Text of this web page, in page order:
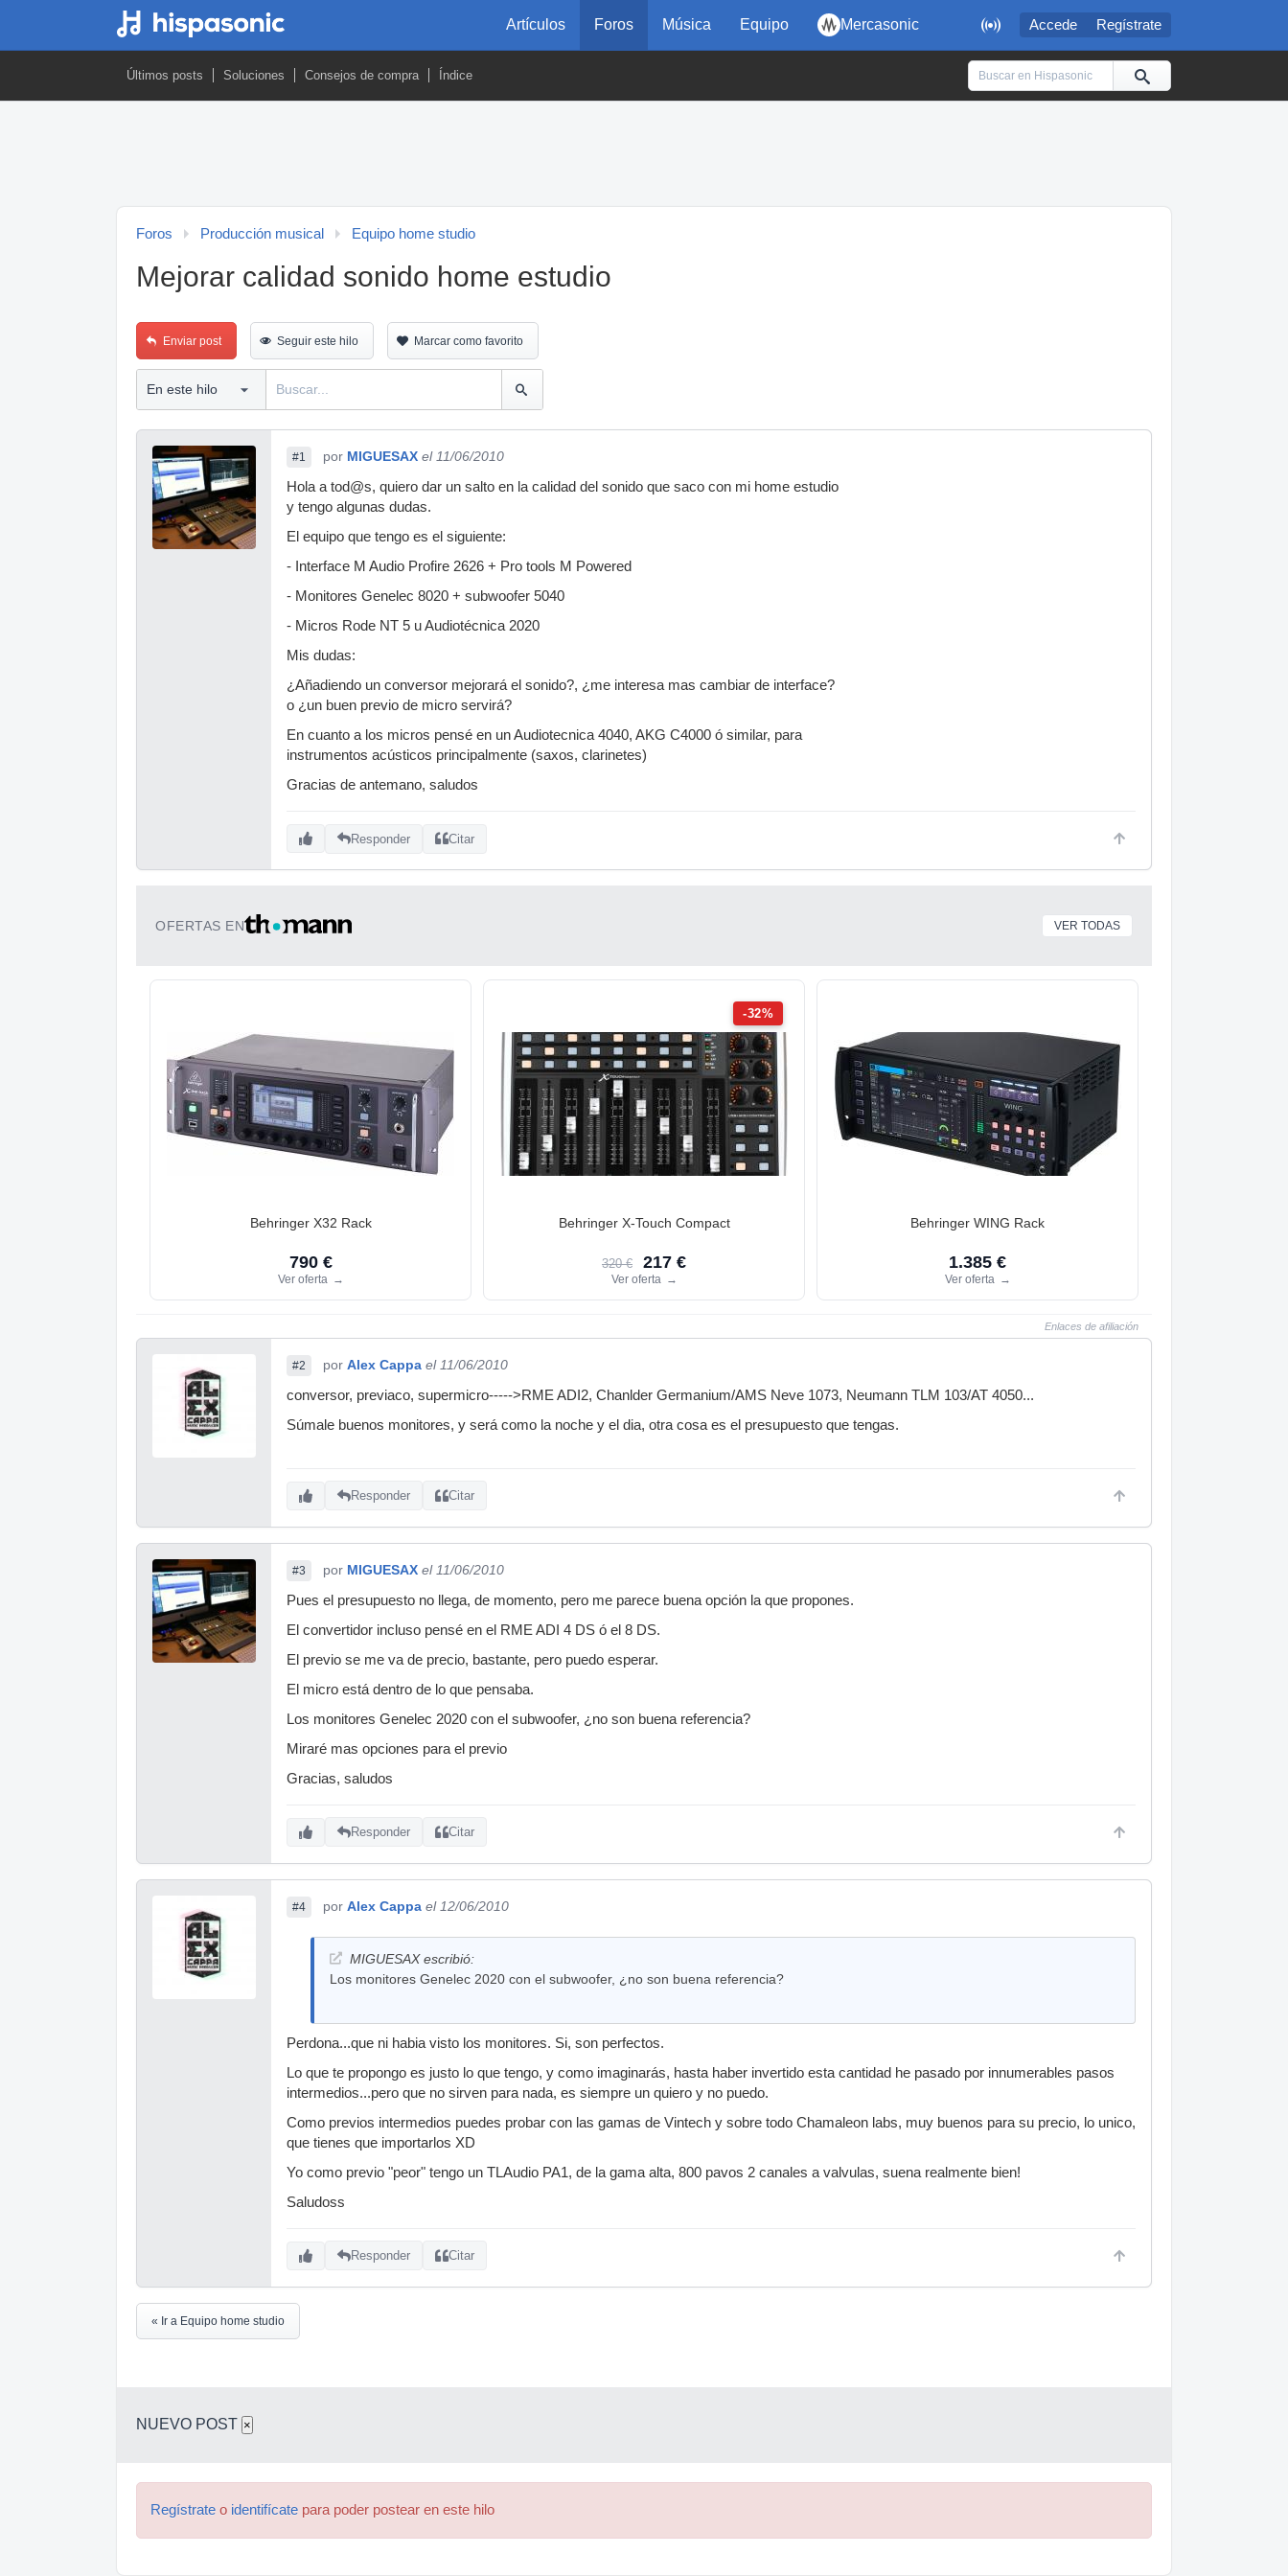
 Accede Regístrate
Artículos Foros Música Equipo Mercasonic
Últimos posts Soluciones Consejos de compra Índice
Foros Producción musical Equipo home studio
Mejorar calidad sonido home estudio
Enviar post Seguir este hilo Marcar como favorito
#1 por MIGUESAX el 11/06/2010
Hola a tod@s, quiero dar un salto en la calidad del sonido que saco con mi home estudio
y tengo algunas dudas.
El equipo que tengo es el siguiente:
- Interface M Audio Profire 2626 + Pro tools M Powered
- Monitores Genelec 8020 + subwoofer 5040
- Micros Rode NT 5 u Audiotécnica 2020
Mis dudas:
¿Añadiendo un conversor mejorará el sonido?, ¿me interesa mas cambiar de interface?
o ¿un buen previo de micro servirá?
En cuanto a los micros pensé en un Audiotecnica 4040, AKG C4000 ó similar, para
instrumentos acústicos principalmente (saxos, clarinetes)
Gracias de antemano, saludos
Responder Citar
OFERTAS EN VER TODAS
Behringer X32 Rack
790 €
Ver oferta →
-32%
Behringer X-Touch Compact
320 € 217 €
Ver oferta →
Behringer WING Rack
1.385 €
Ver oferta →
Enlaces de afiliación
#2 por Alex Cappa el 11/06/2010
conversor, previaco, supermicro----->RME ADI2, Chanlder Germanium/AMS Neve 1073, Neumann TLM 103/AT 4050...
Súmale buenos monitores, y será como la noche y el dia, otra cosa es el presupuesto que tengas.
Responder Citar
#3 por MIGUESAX el 11/06/2010
Pues el presupuesto no llega, de momento, pero me parece buena opción la que propones.
El convertidor incluso pensé en el RME ADI 4 DS ó el 8 DS.
El previo se me va de precio, bastante, pero puedo esperar.
El micro está dentro de lo que pensaba.
Los monitores Genelec 2020 con el subwoofer, ¿no son buena referencia?
Miraré mas opciones para el previo
Gracias, saludos
Responder Citar
#4 por Alex Cappa el 12/06/2010
MIGUESAX escribió:
Los monitores Genelec 2020 con el subwoofer, ¿no son buena referencia?
Perdona...que ni habia visto los monitores. Si, son perfectos.
Lo que te propongo es justo lo que tengo, y como imaginarás, hasta haber invertido esta cantidad he pasado por innumerables pasos
intermedios...pero que no sirven para nada, es siempre un quiero y no puedo.
Como previos intermedios puedes probar con las gamas de Vintech y sobre todo Chamaleon labs, muy buenos para su precio, lo unico,
que tienes que importarlos XD
Yo como previo "peor" tengo un TLAudio PA1, de la gama alta, 800 pavos 2 canales a valvulas, suena realmente bien!
Saludoss
Responder Citar
« Ir a Equipo home studio
NUEVO POST ×
Regístrate o identifícate para poder postear en este hilo